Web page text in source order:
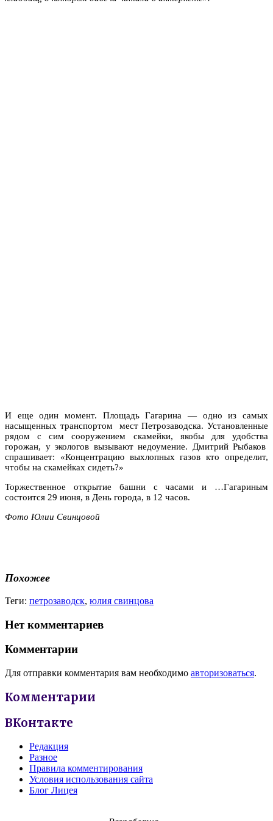
И еще один момент. Площадь Гагарина — одно из самых
насыщенных транспортом мест Петрозаводска. Установленные
рядом с сим сооружением скамейки, якобы для удобства
горожан, у экологов вызывают недоумение. Дмитрий Рыбаков
спрашивает: «Концентрацию выхлопных газов кто определит,
чтобы на скамейках сидеть?»
Торжественное открытие башни с часами и …Гагариным
состоится 29 июня, в День города, в 12 часов.
Фото Юлии Свинцовой
Похожее
Теги: петрозаводск, юлия свинцова
Нет комментариев
Комментарии
Для отправки комментария вам необходимо авторизоваться.
Комментарии
ВКонтакте
Редакция
Разное
Правила комментирования
Условия использования сайта
Блог Лицея